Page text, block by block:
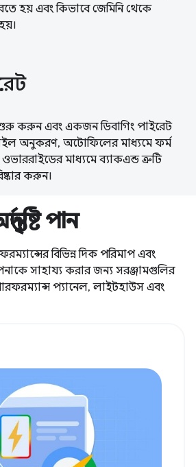
হয় এবং কিভাবে জেমিনি থেকে
শুরু করুন এবং একজন ডিবাগিং পাইরেট
অনুকরণ, অটোফিলের মাধ্যমে ফর্ম
মাধ্যমে ব্যাকএন্ড ত্রুটি
করুন।
পান
বিভিন্ন দিক পরিমাপ এবং
সাহায্য করার জন্য সরঞ্জামগুলির
প্যানেল, লাইটহাউস এবং